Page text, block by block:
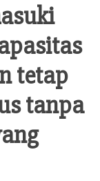
tetap
tanpa